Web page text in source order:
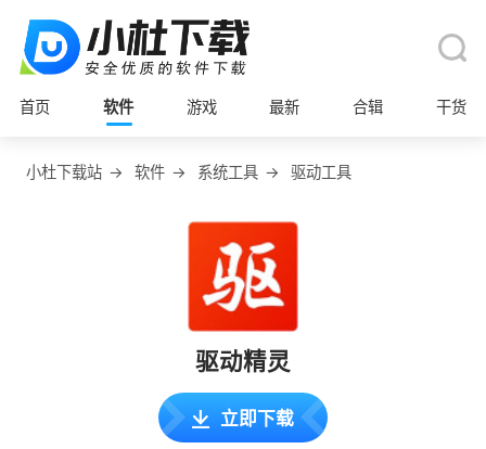
首页 软件 游戏 最新 合辑 干货
小杜下载站 → 软件 → 系统工具 → 驱动工具
驱动精灵
立即下载